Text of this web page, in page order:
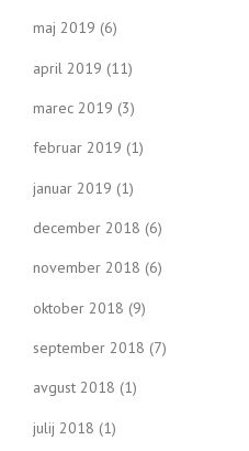
maj 2019 (6)
april 2019 (11)
marec 2019 (3)
februar 2019 (1)
januar 2019 (1)
december 2018 (6)
november 2018 (6)
oktober 2018 (9)
september 2018 (7)
avgust 2018 (1)
julij 2018 (1)